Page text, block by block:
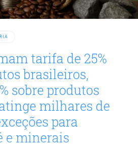
tarifa de 25%
brasileiros,
sobre produtos
milhares de
para
e minerais